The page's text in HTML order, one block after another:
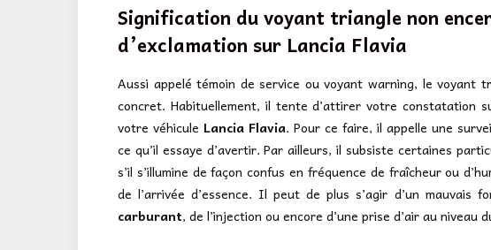
Signification du voyant triangle non
d’exclamation sur Lancia Flavia
Aussi appelé témoin de service ou voyant warning, le voyant
concret. Habituellement, il tente d’attirer votre constatation
votre véhicule Lancia Flavia. Pour ce faire, il appelle une
ce qu’il essaye d’avertir. Par ailleurs, il subsiste certaines
s’il s’illumine de façon confus en fréquence de fraîcheur ou
de l’arrivée d’essence. Il peut de plus s’agir d’un mauvais
carburant, de l’injection ou encore d’une prise d’air au niveau